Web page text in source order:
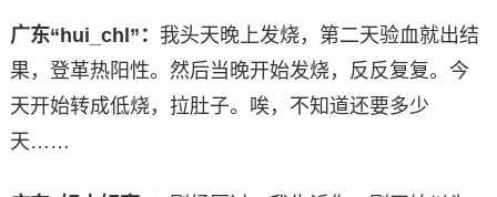
广东“hui_chl”： 我头天晚上发烧，第二天验血就出结
果，登革热阳性。然后当晚开始发烧，反反复复。今
天开始转成低烧，拉肚子。唉，不知道还要多少
天……